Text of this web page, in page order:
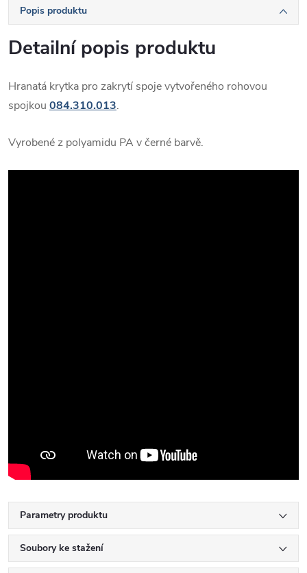
Popis produktu
Detailní popis produktu
Hranatá krytka pro zakrytí spoje vytvořeného rohovou
spojkou 084.310.013.
Vyrobené z polyamidu PA v černé barvě.
Parametry produktu
Soubory ke stažení